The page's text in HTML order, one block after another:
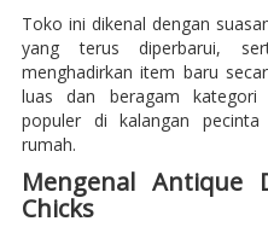
Toko ini dikenal dengan
yang terus diperbarui,
menghadirkan item baru
luas dan beragam kategori
populer di kalangan
rumah.
Mengenal Antique
Chicks